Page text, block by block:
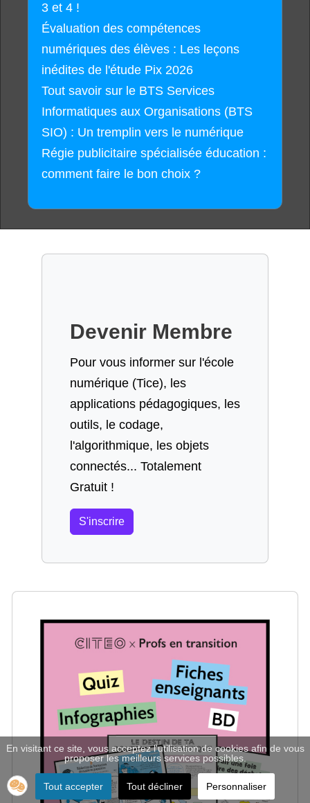
3 et 4 !
Évaluation des compétences
numériques des élèves : Les leçons
inédites de l'étude Pix 2026
Tout savoir sur le BTS Services
Informatiques aux Organisations (BTS
SIO) : Un tremplin vers le numérique
Régie publicitaire spécialisée éducation :
comment faire le bon choix ?
Devenir Membre
Pour vous informer sur l'école
numérique (Tice), les
applications pédagogiques, les
outils, le codage,
l'algorithmique, les objets
connectés... Totalement
Gratuit !
S'inscrire
En visitant ce site, vous acceptez l'utilisation de cookies afin de vous
proposer les meilleurs services possibles.
Tout accepter Tout décliner Personnaliser